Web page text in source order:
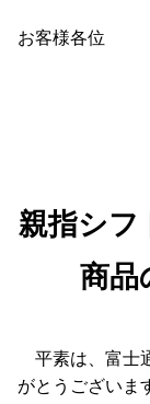
お客様各位
親指シフ
商品
平素は、富士
がとうございま